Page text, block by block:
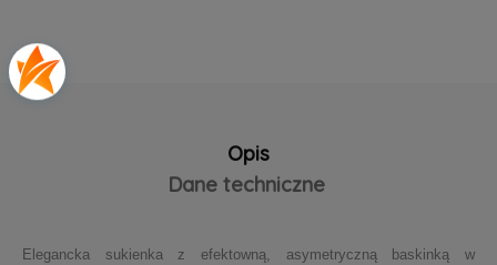
Opis
Dane techniczne
Elegancka sukienka z efektowną, asymetryczną baskinką w